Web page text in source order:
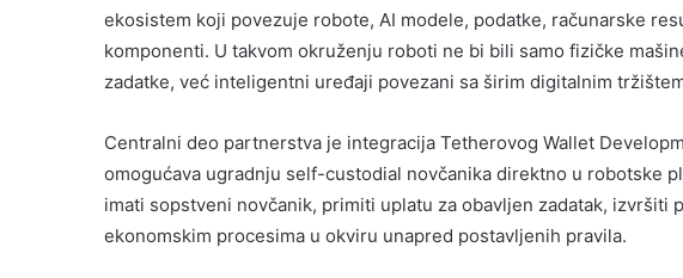
ekosistem koji povezuje robote, AI modele, podatke, računarske
komponenti. U takvom okruženju roboti ne bi bili samo fizičke
zadatke, već inteligentni uređaji povezani sa širim digitalnim
Centralni deo partnerstva je integracija Tetherovog Wallet
omogućava ugradnju self-custodial novčanika direktno u robotske
imati sopstveni novčanik, primiti uplatu za obavljen zadatak, izvršiti
ekonomskim procesima u okviru unapred postavljenih pravila.